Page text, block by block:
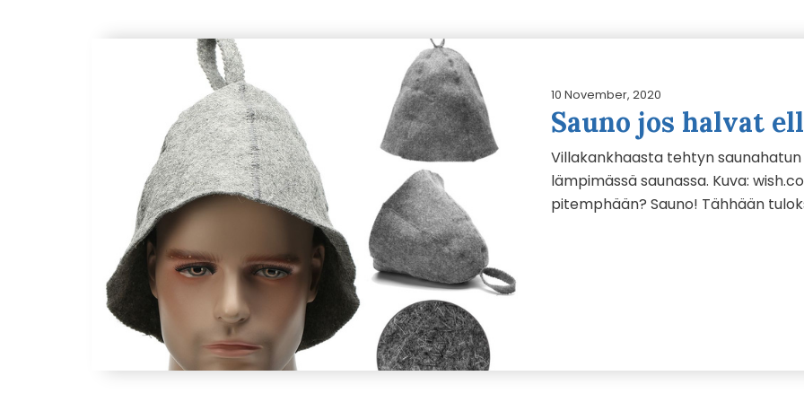
10 November, 2020
Sauno jos halvat
Villakankhaasta tehtyn
lämpimässä saunassa. Kuva:
pitemphään? Sauno! Tähhään